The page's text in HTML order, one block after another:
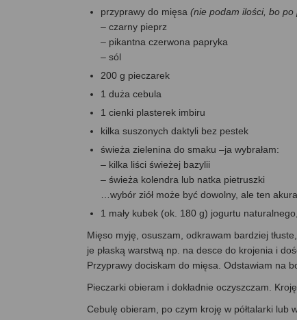
przyprawy do mięsa (nie podam ilości, bo
– czarny pieprz
– pikantna czerwona papryka
– sól
200 g pieczarek
1 duża cebula
1 cienki plasterek imbiru
kilka suszonych daktyli bez pestek
świeża zielenina do smaku –ja wybrałam:
– kilka liści świeżej bazylii
– świeża kolendra lub natka pietruszki
…wybór ziół może być dowolny, ale ten
1 mały kubek (ok. 180 g) jogurtu
Mięso myję, osuszam, odkrawam bardziej
je płaską warstwą np. na desce do krojenia i
Przyprawy dociskam do mięsa. Odstawiam na
Pieczarki obieram i dokładnie oczyszczam.
Cebulę obieram, po czym kroję w półtalarki lub